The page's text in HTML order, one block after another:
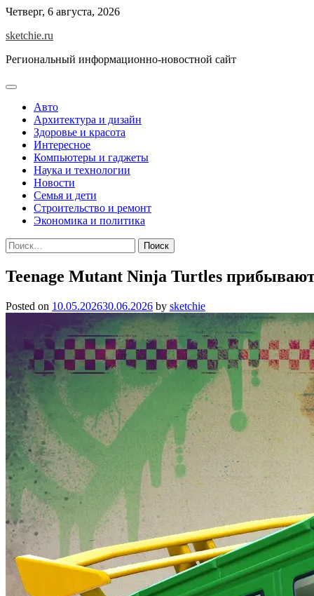
Skip
content
Четверг, 6 августа, 2026
sketchie.ru
Региональный информационно-новостной сайт
Авто
Архитектура и дизайн
Здоровье и красота
Интересное
Компьютеры и гаджеты
Наука и технологии
Новости
Семья и дети
Строительство и ремонт
Экономика и политика
Найти:
Teenage Mutant Ninja Turtles
Posted on 10.05.202630.06.2026 by sketchie